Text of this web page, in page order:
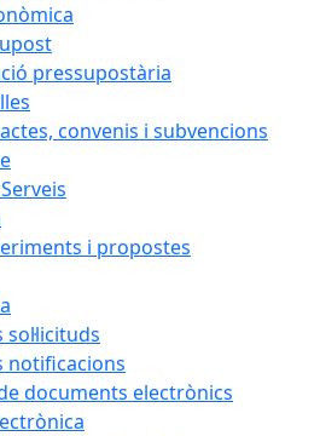
pressupostària
convenis i subvencions
i propostes
sol·licituds
notificacions
documents electrònics